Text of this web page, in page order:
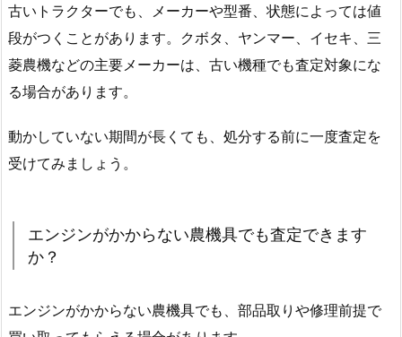
古いトラクターでも、メーカーや型番、状態によっては値
段がつくことがあります。クボタ、ヤンマー、イセキ、三
菱農機などの主要メーカーは、古い機種でも査定対象にな
る場合があります。
動かしていない期間が長くても、処分する前に一度査定を
受けてみましょう。
エンジンがかからない農機具でも査定できます
か？
エンジンがかからない農機具でも、部品取りや修理前提で